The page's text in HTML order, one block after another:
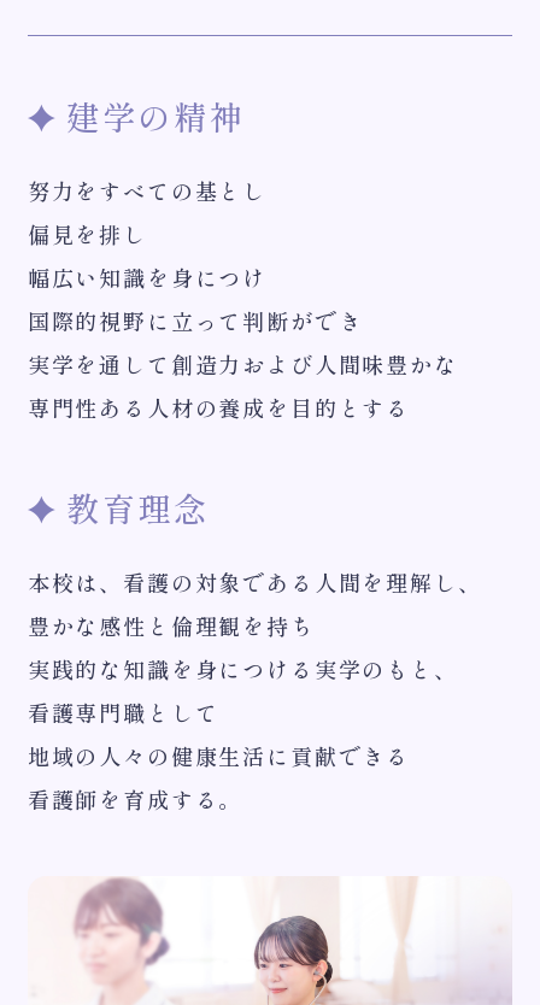
建学の精神
努力をすべての基とし
偏見を排し
幅広い知識を身につけ
国際的視野に立って判断ができ
実学を通して創造力および人間味豊かな
専門性ある人材の養成を目的とする
教育理念
本校は、看護の対象である人間を理解し、
豊かな感性と倫理観を持ち
実践的な知識を身につける実学のもと、
看護専門職として
地域の人々の健康生活に貢献できる
看護師を育成する。